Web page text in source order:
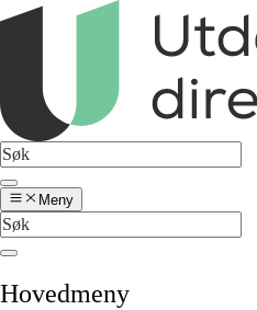
Meny
Hovedmeny